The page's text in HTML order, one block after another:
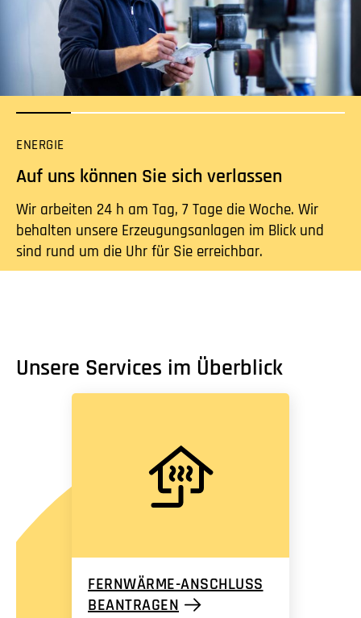
ENERGIE
Auf uns können Sie sich verlassen
Wir arbeiten 24 h am Tag, 7 Tage die Woche. Wir
behalten unsere Erzeugungsanlagen im Blick und
sind rund um die Uhr für Sie erreichbar.
Unsere Services im Überblick
FERNWÄRME-ANSCHLUSS
BEANTRAGEN